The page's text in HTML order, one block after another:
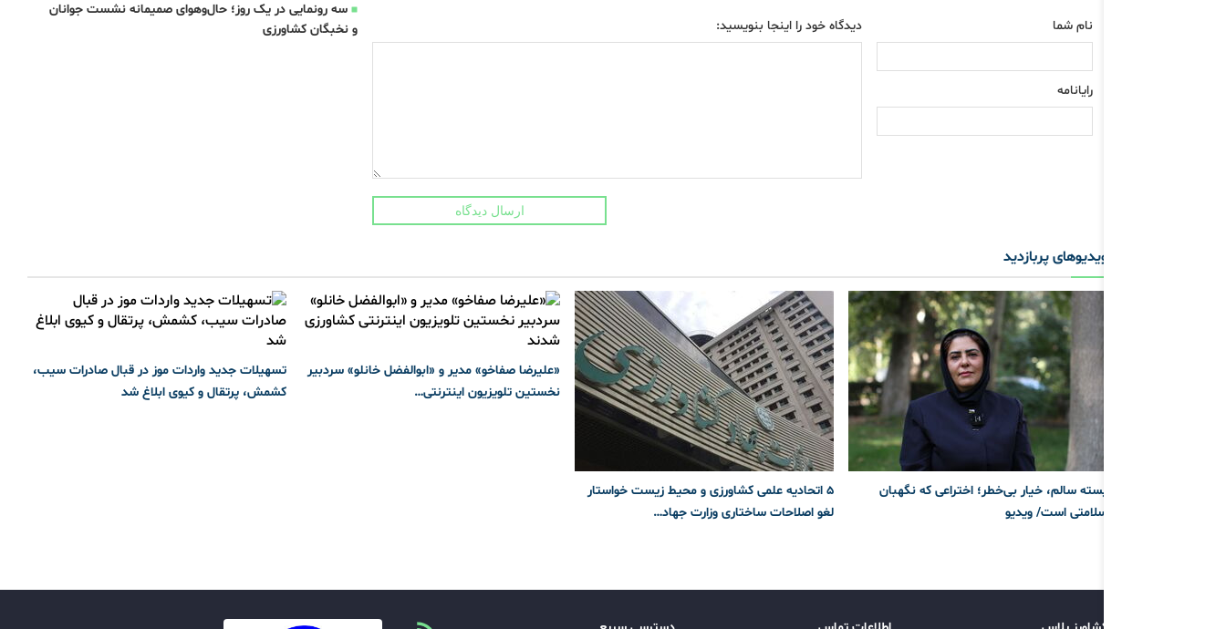
نام شما
رایانامه
دیدگاه خود را اینجا بنویسید:
ارسال دیدگاه
سه رونمایی در یک روز؛ حال‌وهوای صمیمانه نشست جوانان
و نخبگان کشاورزی
ویدیوهای پربازدید
پسته سالم، خیار بی‌خطر؛ اختراعی که نگهبان
سلامتی است/ ویدیو
5 اتحادیه علمی کشاورزی و محیط زیست خواستار
لغو اصلاحات ساختاری وزارت جهاد…
«علیرضا صفاخو» مدیر و «ابوالفضل خانلو» سردبیر
نخستین تلویزیون اینترنتی…
تسهیلات جدید واردات موز در قبال صادرات سیب،
کشمش، پرتقال و کیوی ابلاغ شد